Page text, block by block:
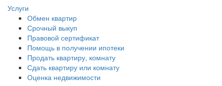
Услуги
Обмен квартир
Срочный выкуп
Правовой сертификат
Помощь в получении ипотеки
Продать квартиру, комнату
Сдать квартиру или комнату
Оценка недвижимости